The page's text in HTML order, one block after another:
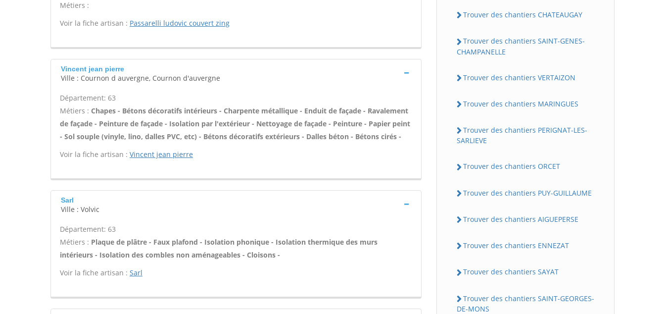
Métiers :
Voir la fiche artisan : Passarelli ludovic couvert zing
Vincent jean pierre
Ville : Cournon d auvergne, Cournon d'auvergne
Département: 63
Métiers : Chapes - Bétons décoratifs intérieurs - Charpente métallique - Enduit de façade - Ravalement
de façade - Peinture de façade - Isolation par l'extérieur - Nettoyage de façade - Peinture - Papier peint
- Sol souple (vinyle, lino, dalles PVC, etc) - Bétons décoratifs extérieurs - Dalles béton - Bétons cirés -
Voir la fiche artisan : Vincent jean pierre
Sarl
Ville : Volvic
Département: 63
Métiers : Plaque de plâtre - Faux plafond - Isolation phonique - Isolation thermique des murs
intérieurs - Isolation des combles non aménageables - Cloisons -
Voir la fiche artisan : Sarl
Trouver des chantiers CHATEAUGAY
Trouver des chantiers SAINT-GENES-
CHAMPANELLE
Trouver des chantiers VERTAIZON
Trouver des chantiers MARINGUES
Trouver des chantiers PERIGNAT-LES-
SARLIEVE
Trouver des chantiers ORCET
Trouver des chantiers PUY-GUILLAUME
Trouver des chantiers AIGUEPERSE
Trouver des chantiers ENNEZAT
Trouver des chantiers SAYAT
Trouver des chantiers SAINT-GEORGES-
DE-MONS